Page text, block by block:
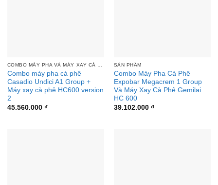
COMBO MÁY PHA VÀ MÁY XAY CÀ PHÊ
Combo máy pha cà phê
Casadio Undici A1 Group +
Máy xay cà phê HC600 version
2
45.560.000 ₫
SẢN PHẨM
Combo Máy Pha Cà Phê
Expobar Megacrem 1 Group
Và Máy Xay Cà Phê Gemilai
HC 600
39.102.000 ₫